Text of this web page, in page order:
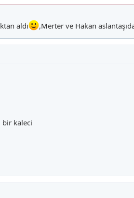
aldı ,Merter ve Hakan
bir kaleci